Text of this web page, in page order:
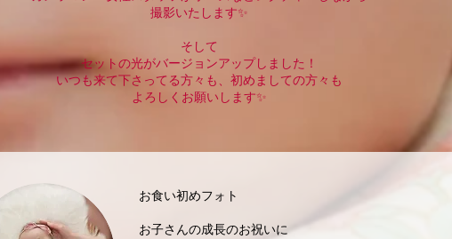
撮影いたします✨
​そして
セットの光がバージョ ンアップしました！
いつ​も来て下さってる方々も、初めましての方々も
​よろしくお願いします✨
お食い初めフォト
お子さんの成長のお祝いに